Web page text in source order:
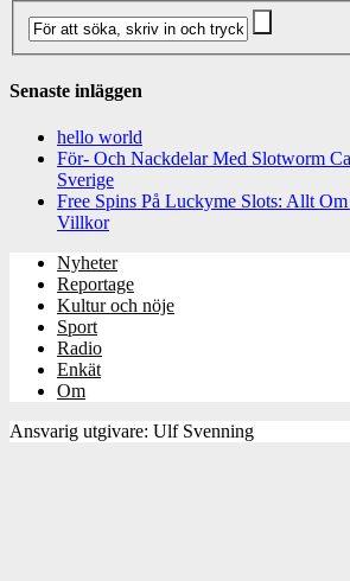
Senaste inläggen
hello world
För- Och Nackdelar Med Slotworm
Sverige
Free Spins På Luckyme Slots: Allt
Villkor
Nyheter
Reportage
Kultur och nöje
Sport
Radio
Enkät
Om
Ansvarig utgivare: Ulf Svenning